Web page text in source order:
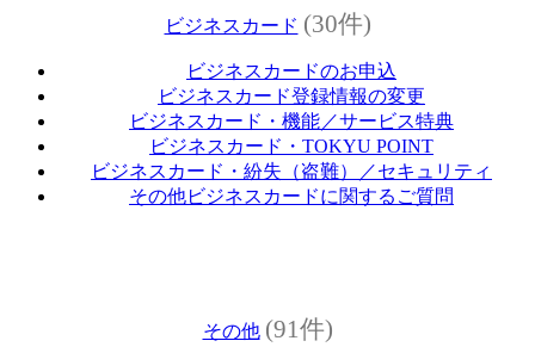
ビジネスカード (30件)
ビジネスカードのお申込
ビジネスカード登録情報の変更
ビジネスカード・機能／サービス特典
ビジネスカード・TOKYU POINT
ビジネスカード・紛失（盗難）／セキュリティ
その他ビジネスカードに関するご質問
その他 (91件)